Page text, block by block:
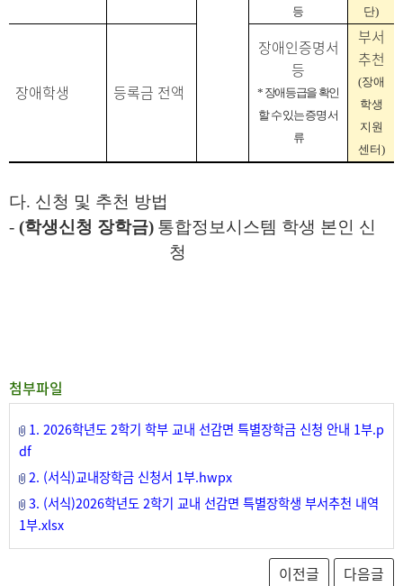
등
단)
장애학생 등록금 전액
장애인증명서
등
* 장애등급을 확인
할 수 있는 증명 서
류
부서
추천
(장애
학생
지원
센터)
다. 신청 및 추천 방법
- (학생신청 장학금) 통합정보시스템 학생 본인 신
청
첨부파일
1. 2026학년도 2학기 학부 교내 선감면 특별장학금 신청 안내 1부.p
df
2. (서식)교내장학금 신청서 1부.hwpx
3. (서식)2026학년도 2학기 교내 선감면 특별장학생 부서추천 내역
1부.xlsx